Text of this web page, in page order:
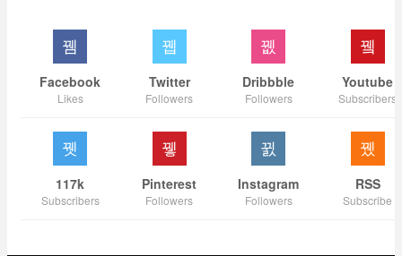
Facebook
Likes
Twitter
Followers
Dribbble
Followers
Youtube
Subscribers
117k
Subscribers
Pinterest
Followers
Instagram
Followers
RSS
Subscribe